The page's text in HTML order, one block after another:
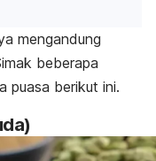
mengandung
beberapa
puasa berikut ini.
)